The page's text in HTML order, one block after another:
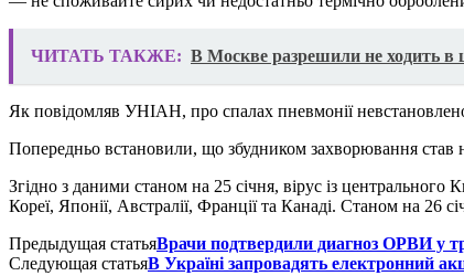
ЧИТАТЬ ТАКЖЕ: В Москве разрешили не ходить в
Як повідомляв УНІАН, про спалах пневмонії
Попередньо встановили, що збудником захворювання став
Згідно з даними станом на 25 січня, вірус із
Кореї, Японії, Австралії, Франції та Канаді. Станом на 26
Предыдущая статьяВрачи подтвердили диагноз ОРВИ у
Следующая статьяВ Україні запровадять електронний